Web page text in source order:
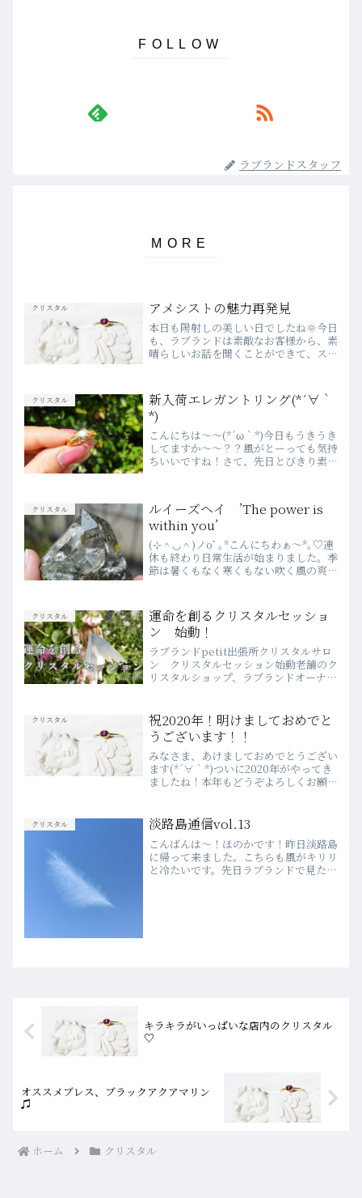
ラブランドスタッフ
クリスタル アメシストの魅力再発見
本日も陽射しの美しい日でしたね🌞今日
も、ラブランドは素敵なお客様から、素
晴らしいお話を聞くことができて、スタ
特別な出逢いの場になりますように…✨
ラブランドで人気の、アメ...
クリスタル
新入荷エレガントリング(*´∀｀
*)
こんにちは～～(*´ω｀*)今日もうきうき
してますか～～？？風がとーっても気持
ちいいですね！さて、先日とびきり素敵
ダイヤファンのみなさま、見てくださ
い！！私自身ダイヤモン...
クリスタル
ルイーズヘイ ’The power is
within you’
(⊹＾◡＾)ノoﾟ｡*こんにちわぁ～*｡♡連
休も終わり日常生活が始まりました。季
節は暑くもなく寒くもない吹く風の爽や
います。m(_ _)mラブランドがルイーズ
ヘイのパワ...
クリスタル
運命を創るクリスタルセッショ
ン 始動！
ラブランドpetit出張所クリスタルサロ
ン クリスタルセッション始動老舗のク
リスタルショップ、ラブランドオーナー
petit出張所クリスタルサロンって？ラ
ブランドは1988...
クリスタル
祝2020年！明けましておめでと
うございます！！
みなさま、あけましておめでとうござい
ます(*´∀｀*)ついに2020年がやってき
ましたね！本年もどうぞよろしくお願い
人気の福袋や、2020円券が当たるおみ
くじ(500円...
クリスタル 淡路島通信vol.13
こんばんは〜！ほのかです！昨日淡路島
に帰って来ました。こちらも風がキリリ
と冷たいです。先日ラブランドで見たク
キラキラがいっぱいな店内のクリスタル
♡
オススメブレス、ブラックアクアマリン
♫
ホーム クリスタル